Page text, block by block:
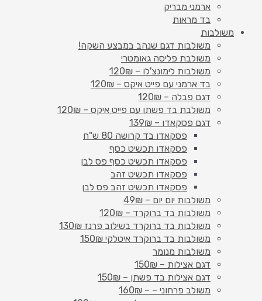
ארמני מבריק
בד מראות
משולבות
משולבות דגם שנהב במבצע השקה!
משולבת פליסה גאומטרי
משולבות לימונצ'לו – 120₪
בד ארמני עם פייט איקס – 120₪
דגם פבלה – 120₪
משולבת בד פשתן עם פייט איקס – 120₪
דגם פסקאדו – 139₪
פסקאדו בד קרושה 80 ש"ח
פסקאדו תכשיט כסף
פסקאדו תכשיט כסף פס לבן
פסקאדו תכשיט זהב
פסקאדו תכשיט זהב פס לבן
משולבות יום יום – 49₪
משולבות בד ברוקרד – 120₪
משולבות בד ברוקרד בשילוב פרנז 130₪
משולבות בד ברוקרד איטלקי 150₪
משולבות מנומר
דגם אצילות – 150₪
דגם אצילות בד פשתן – 150₪
משולב פרחוני – – 160₪